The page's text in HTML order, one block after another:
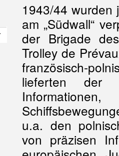
1943/44 wurden
am „Südwall“
der Brigade
Trolley de
französisch-
lieferten der
u.a. den
von präzisen